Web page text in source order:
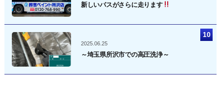
新しいバスがさらに走ります
2025.06.25
～埼玉県所沢市での高圧洗浄～